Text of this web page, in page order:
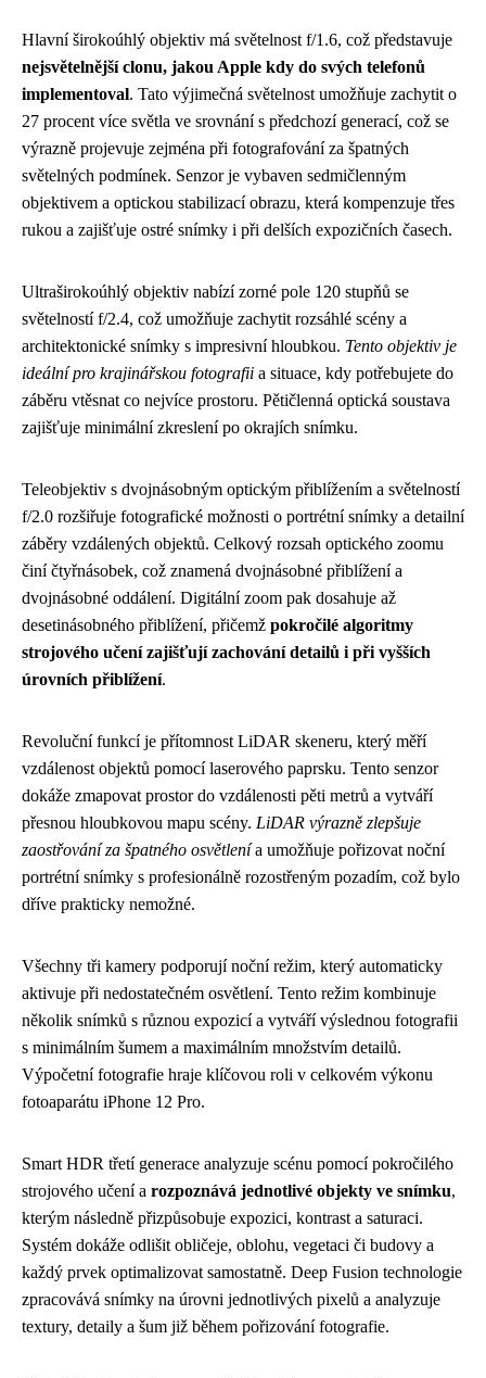
Hlavní širokoúhlý objektiv má světelnost f/1.6, což představuje
nejsvětelnější clonu, jakou Apple kdy do svých telefonů
implementoval. Tato výjimečná světelnost umožňuje zachytit o
27 procent více světla ve srovnání s předchozí generací, což se
výrazně projevuje zejména při fotografování za špatných
světelných podmínek. Senzor je vybaven sedmičlenným
objektivem a optickou stabilizací obrazu, která kompenzuje třes
rukou a zajišťuje ostré snímky i při delších expozičních časech.
Ultraširokoúhlý objektiv nabízí zorné pole 120 stupňů se
světelností f/2.4, což umožňuje zachytit rozsáhlé scény a
architektonické snímky s impresivní hloubkou. Tento objektiv je
ideální pro krajinářskou fotografii a situace, kdy potřebujete do
záběru vtěsnat co nejvíce prostoru. Pětičlenná optická soustava
zajišťuje minimální zkreslení po okrajích snímku.
Teleobjektiv s dvojnásobným optickým přiblížením a světelností
f/2.0 rozšiřuje fotografické možnosti o portrétní snímky a detailní
záběry vzdálených objektů. Celkový rozsah optického zoomu
činí čtyřnásobek, což znamená dvojnásobné přiblížení a
dvojnásobné oddálení. Digitální zoom pak dosahuje až
desetinásobného přiblížení, přičemž pokročilé algoritmy
strojového učení zajišťují zachování detailů i při vyšších
úrovních přiblížení.
Revoluční funkcí je přítomnost LiDAR skeneru, který měří
vzdálenost objektů pomocí laserového paprsku. Tento senzor
dokáže zmapovat prostor do vzdálenosti pěti metrů a vytváří
přesnou hloubkovou mapu scény. LiDAR výrazně zlepšuje
zaostřování za špatného osvětlenía umožňuje pořizovat noční
portrétní snímky s profesionálně rozostřeným pozadím, což bylo
dříve prakticky nemožné.
Všechny tři kamery podporují noční režim, který automaticky
aktivuje při nedostatečném osvětlení. Tento režim kombinuje
několik snímků s různou expozicí a vytváří výslednou fotografii
s minimálním šumem a maximálním množstvím detailů.
Výpočetní fotografie hraje klíčovou roli v celkovém výkonu
fotoaparátu iPhone 12 Pro.
Smart HDR třetí generace analyzuje scénu pomocí pokročilého
strojového učení a rozpoznává jednotlivé objekty ve snímku,
kterým následně přizpůsobuje expozici, kontrast a saturaci.
Systém dokáže odlišit obličeje, oblohu, vegetaci či budovy a
každý prvek optimalizovat samostatně. Deep Fusion technologie
zpracovává snímky na úrovni jednotlivých pixelů a analyzuje
textury, detaily a šum již během pořizování fotografie.